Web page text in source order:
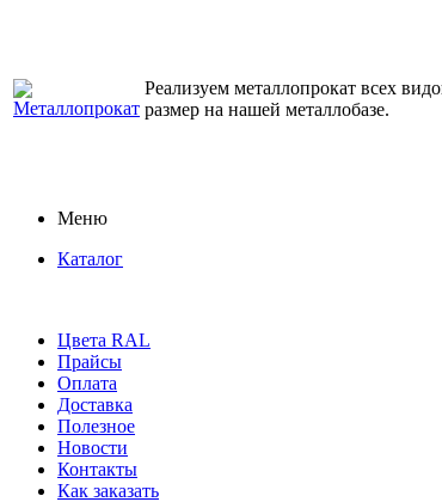
Реализуем металлопрокат всех
размер на нашей металлобазе.
Меню
Каталог
Цвета RAL
Прайсы
Оплата
Доставка
Полезное
Новости
Контакты
Как заказать